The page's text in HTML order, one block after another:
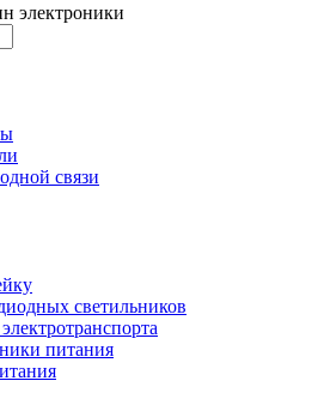
электроники
связи
светильников
питания